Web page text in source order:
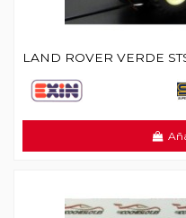
LAND ROVER VERDE